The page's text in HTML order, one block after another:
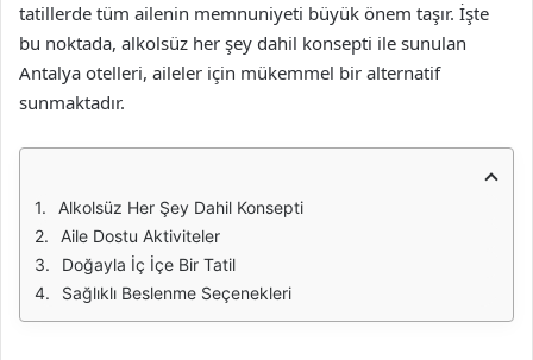
tatillerde tüm ailenin memnuniyeti büyük önem taşır. İşte
bu noktada, alkolsüz her şey dahil konsepti ile sunulan
Antalya otelleri, aileler için mükemmel bir alternatif
sunmaktadır.
Alkolsüz Her Şey Dahil Konsepti
Aile Dostu Aktiviteler
Doğayla İç İçe Bir Tatil
Sağlıklı Beslenme Seçenekleri